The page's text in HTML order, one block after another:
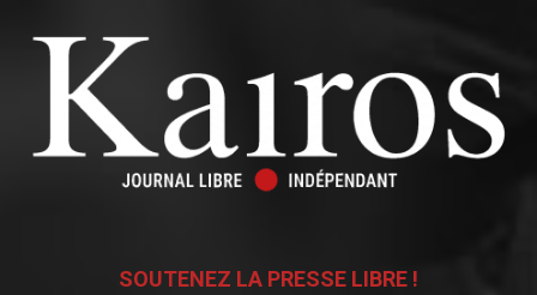
SOUTENEZ LA PRESSE LIBRE !